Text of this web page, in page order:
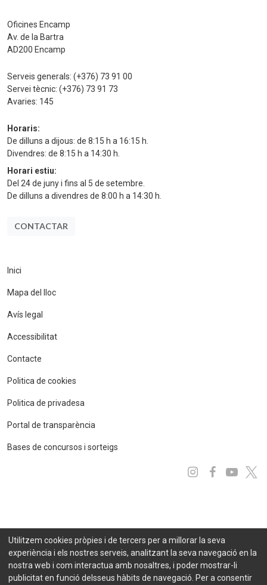
Oficines Encamp
Av. de la Bartra
AD200 Encamp
Serveis generals: (+376) 73 91 00
Servei tècnic: (+376) 73 91 73
Avaries: 145
Horaris:
De dilluns a dijous: de 8:15 h a 16:15 h.
Divendres: de 8:15 h a 14:30 h.
Horari estiu:
Del 24 de juny i fins al 5 de setembre.
De dilluns a divendres de 8:00 h a 14:30 h.
CONTACTAR
Inici
Mapa del lloc
Avís legal
Accessibilitat
Contacte
Politica de cookies
Politica de privadesa
Portal de transparència
Bases de concursos i sorteigs
Instagram
Utilitzem cookies pròpies i de tercers per a millorar la seva
experiència i els nostres serveis, analitzant la seva navegació en la
nostra web i com interactua amb nosaltres, i poder mostrar-li
publicitat en funció delsseus hàbits de navegació. Per a consentir